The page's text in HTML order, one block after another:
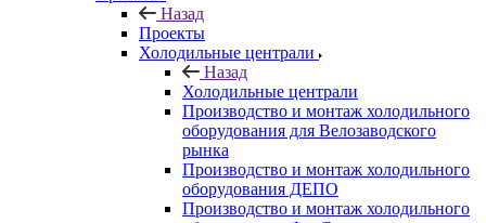
Назад
Проекты
Холодильные централи
Назад
Холодильные централи
Производство и монтаж холодильного
оборудования для Велозаводского
рынка
Производство и монтаж холодильного
оборудования ДЕПО
Производство и монтаж холодильного